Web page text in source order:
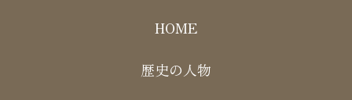
HOME
歴史の人物